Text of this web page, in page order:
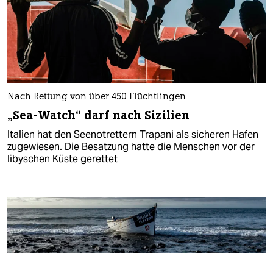
Nach Rettung von über 450 Flüchtlingen
„Sea-Watch“ darf nach Sizilien
Italien hat den Seenotrettern Trapani als sicheren Hafen
zugewiesen. Die Besatzung hatte die Menschen vor der
libyschen Küste gerettet